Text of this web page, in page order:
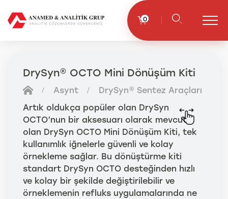
0
DrySyn® OCTO Mini Dönüşüm Kiti
Asynt
DrySyn® Sentez Araçları
Artık oldukça popüler olan DrySyn
OCTO’nun bir aksesuarı olarak mevcut
olan DrySyn OCTO Mini Dönüşüm Kiti, tek
kullanımlık iğnelerle güvenli ve kolay
örnekleme sağlar. Bu dönüştürme kiti
standart DrySyn OCTO desteğinden hızlı
ve kolay bir şekilde değiştirilebilir ve
örneklemenin refluks uygulamalarında ne